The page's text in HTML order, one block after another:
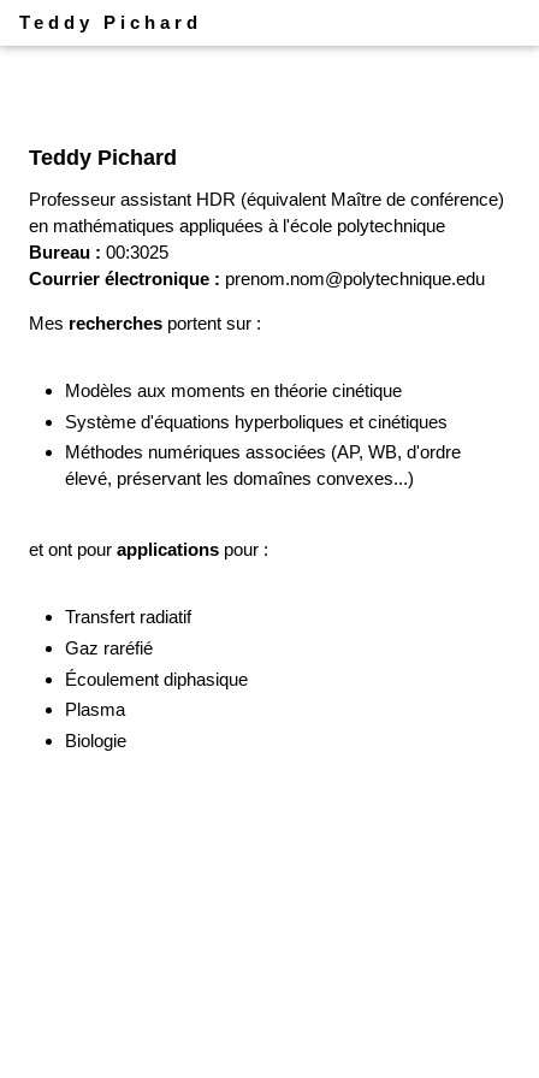
Teddy Pichard
Teddy Pichard
Professeur assistant HDR (équivalent Maître de conférence)
en mathématiques appliquées à l'école polytechnique
Bureau : 00:3025
Courrier électronique : prenom.nom@polytechnique.edu
Mes recherches portent sur :
Modèles aux moments en théorie cinétique
Système d'équations hyperboliques et cinétiques
Méthodes numériques associées (AP, WB, d'ordre
élevé, préservant les domaînes convexes...)
et ont pour applications pour :
Transfert radiatif
Gaz raréfié
Écoulement diphasique
Plasma
Biologie